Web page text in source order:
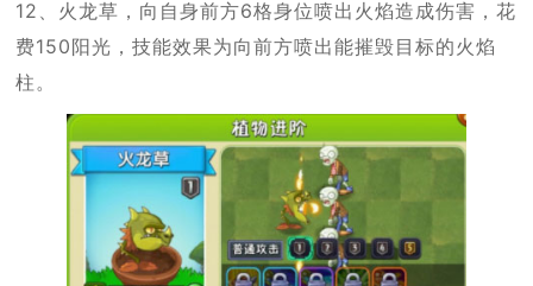
12、火龙草，向自身前方6格身位喷出火焰造成伤害，花
费150阳光，技能效果为向前方喷出能摧毁目标的火焰
柱。